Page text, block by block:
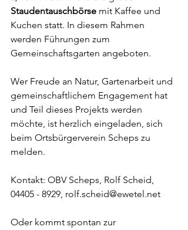
Staudentauschbörse mit Kaffee und
Kuchen statt. In diesem Rahmen
werden Führungen zum
Gemeinschaftsgarten angeboten.
Wer Freude an Natur, Gartenarbeit und
gemeinschaftlichem Engagement hat
und Teil dieses Projekts werden
möchte, ist herzlich eingeladen, sich
beim Ortsbürgerverein Scheps zu
melden.
Kontakt: OBV Scheps, Rolf Scheid,
04405 - 8929, rolf.scheid@ewetel.net
Oder kommt spontan zur